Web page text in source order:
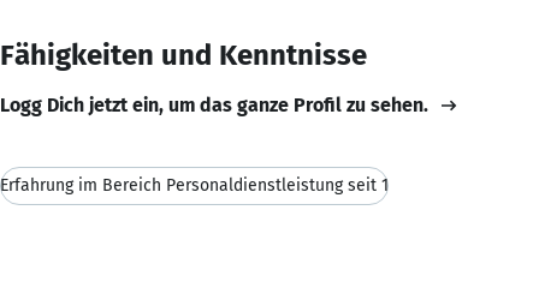
Fähigkeiten und Kenntnisse
Logg Dich jetzt ein, um das ganze Profil zu sehen.
Erfahrung im Bereich Personaldienstleistung seit 1